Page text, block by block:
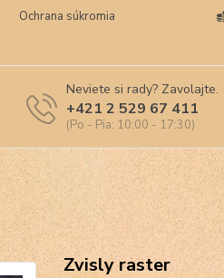
Ochrana súkromia
Neviete si rady? Zavolajte.
+421 2 529 67 411
(Po - Pia: 10:00 - 17:30)
Zvisly raster